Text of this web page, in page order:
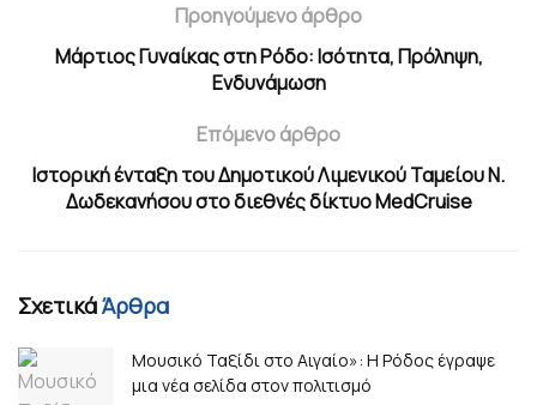
Προηγούμενο άρθρο
Μάρτιος Γυναίκας στη Ρόδο: Ισότητα, Πρόληψη,
Ενδυνάμωση
Επόμενο άρθρο
Ιστορική ένταξη του Δημοτικού Λιμενικού Ταμείου Ν.
Δωδεκανήσου στο διεθνές δίκτυο MedCruise
ΣχετικάΆρθρα
Μουσικό Ταξίδι στο Αιγαίο»: Η Ρόδος έγραψε
μια νέα σελίδα στον πολιτισμό